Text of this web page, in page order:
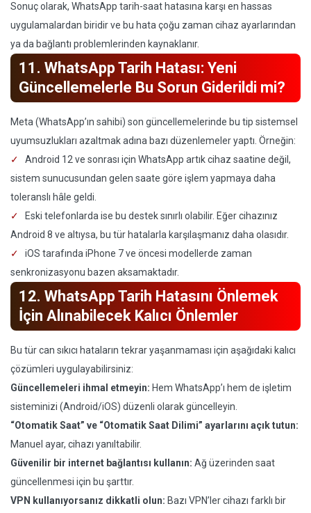
Sonuç olarak, WhatsApp tarih-saat hatasına karşı en hassas
uygulamalardan biridir ve bu hata çoğu zaman cihaz ayarlarından
ya da bağlantı problemlerinden kaynaklanır.
11. WhatsApp Tarih Hatası: Yeni
Güncellemelerle Bu Sorun Giderildi mi?
Meta (WhatsApp’ın sahibi) son güncellemelerinde bu tip sistemsel
uyumsuzlukları azaltmak adına bazı düzenlemeler yaptı. Örneğin:
Android 12 ve sonrası için WhatsApp artık cihaz saatine değil,
sistem sunucusundan gelen saate göre işlem yapmaya daha
toleranslı hâle geldi.
Eski telefonlarda ise bu destek sınırlı olabilir. Eğer cihazınız
Android 8 ve altıysa, bu tür hatalarla karşılaşmanız daha olasıdır.
iOS tarafında iPhone 7 ve öncesi modellerde zaman
senkronizasyonu bazen aksamaktadır.
12. WhatsApp Tarih Hatasını Önlemek
İçin Alınabilecek Kalıcı Önlemler
Bu tür can sıkıcı hataların tekrar yaşanmaması için aşağıdaki kalıcı
çözümleri uygulayabilirsiniz:
Güncellemeleri ihmal etmeyin: Hem WhatsApp’ı hem de işletim
sisteminizi (Android/iOS) düzenli olarak güncelleyin.
“Otomatik Saat” ve “Otomatik Saat Dilimi” ayarlarını açık tutun:
Manuel ayar, cihazı yanıltabilir.
Güvenilir bir internet bağlantısı kullanın: Ağ üzerinden saat
güncellenmesi için bu şarttır.
VPN kullanıyorsanız dikkatli olun: Bazı VPN’ler cihazı farklı bir